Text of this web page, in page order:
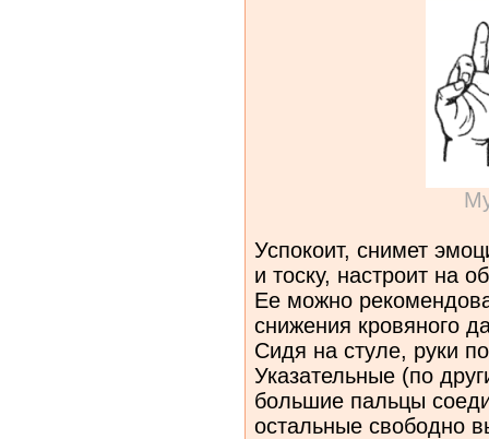
Успокоит, снимет
и тоску, настроит на
Ее можно
снижения кровяного
Сидя на стуле, руки
Указательные (по
большие пальцы
остальные свободно